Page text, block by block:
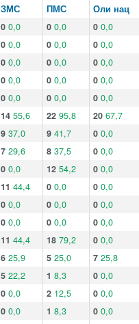
ЗМС ПМС Оли нац
0 0,0 0 0,0 0 0,0
0 0,0 0 0,0 0 0,0
0 0,0 0 0,0 0 0,0
0 0,0 0 0,0 0 0,0
0 0,0 0 0,0 0 0,0
14 55,6 22 95,8 20 67,7
9 37,0 9 41,7 0 0,0
7 29,6 8 37,5 0 0,0
0 0,0 12 54,2 0 0,0
11 44,4 0 0,0 0 0,0
0 0,0 0 0,0 0 0,0
0 0,0 0 0,0 0 0,0
11 44,4 18 79,2 0 0,0
6 25,9 5 25,0 7 25,8
5 22,2 1 8,3 0 0,0
0 0,0 2 12,5 0 0,0
0 0,0 1 8,3 0 0,0